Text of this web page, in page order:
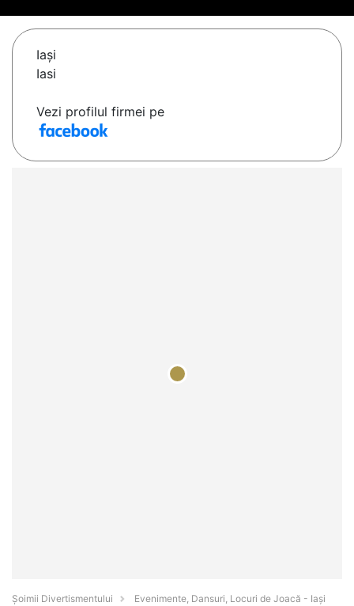
Iaşi
Iasi
Vezi profilul firmei pe
Şoimii Divertismentului
Evenimente, Dansuri, Locuri de Joacă - Iaşi